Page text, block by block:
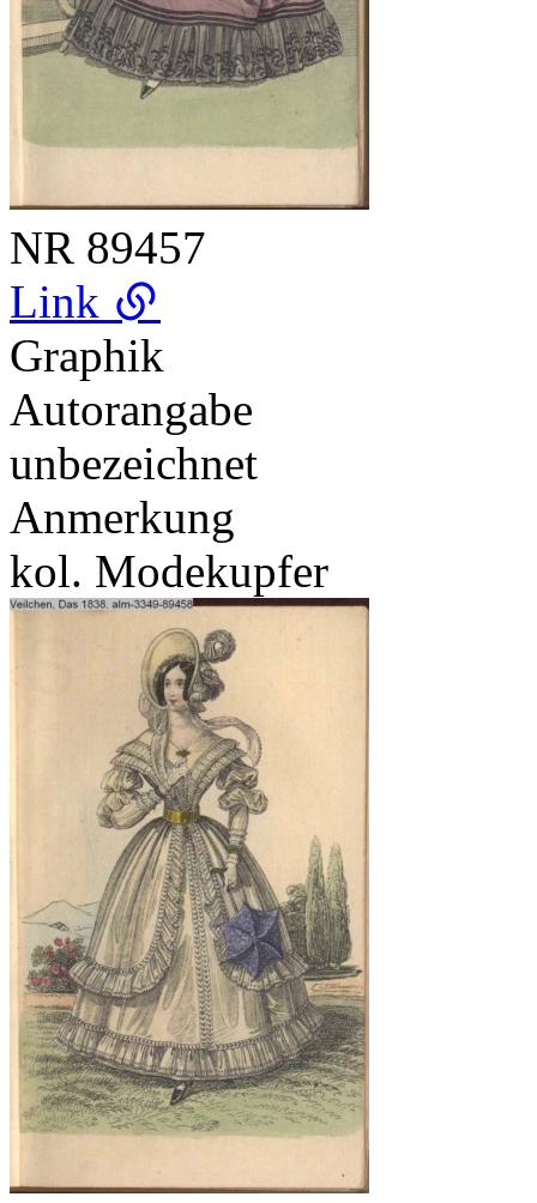
NR 89457
Link
Graphik
Autorangabe
unbezeichnet
Anmerkung
kol. Modekupfer